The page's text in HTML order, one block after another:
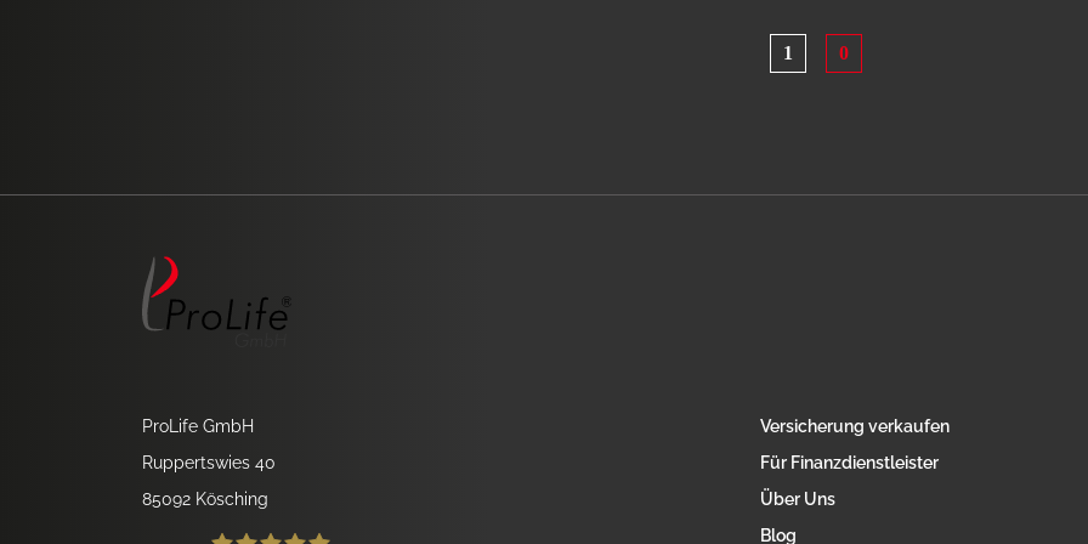
1 0
ProLife GmbH
Ruppertswies 40
85092 Kösching
Versicherung verkaufen
Für Finanzdienstleister
Über Uns
Blog